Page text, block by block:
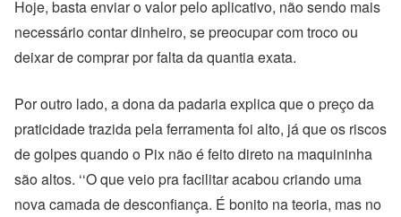
Hoje, basta enviar o valor pelo aplicativo, não sendo mais
necessário contar dinheiro, se preocupar com troco ou
deixar de comprar por falta da quantia exata.
Por outro lado, a dona da padaria explica que o preço da
praticidade trazida pela ferramenta foi alto, já que os riscos
de golpes quando o Pix não é feito direto na maquininha
são altos. ‘‘O que veio pra facilitar acabou criando uma
nova camada de desconfiança. É bonito na teoria, mas no